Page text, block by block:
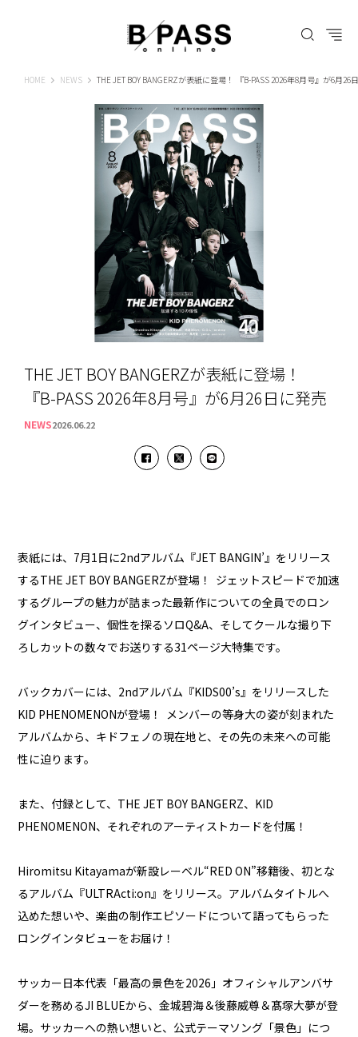
HOME B-PASS ONLINE
NEWS THE JET BOY BANGERZが表紙に登場！ 『B-PASS 2026年8月号』が6月26
THE JET BOY BANGERZが表紙に登場！
『B-PASS 2026年8月号』が6月26日に発売
NEWS2026.06.22
表紙には、7月1日に2ndアルバム『JET BANGIN’』をリリース
するTHE JET BOY BANGERZが登場！ ジェットスピードで加速
するグループの魅力が詰まった最新作についての全員でのロン
グインタビュー、個性を探るソロQ&A、そしてクールな撮り下
ろしカットの数々でお送りする31ページ大特集です。
バックカバーには、2ndアルバム『KIDS00’s』をリリースした
KID PHENOMENONが登場！ メンバーの等身大の姿が刻まれた
アルバムから、キドフェノの現在地と、その先の未来への可能
性に迫ります。
また、付録として、THE JET BOY BANGERZ、KID
PHENOMENON、それぞれのアーティストカードを付属！
Hiromitsu Kitayamaが新設レーベル“RED ON”移籍後、初とな
るアルバム『ULTRActi:on』をリリース。アルバムタイトルへ
込めた想いや、楽曲の制作エピソードについて語ってもらった
ロングインタビューをお届け！
サッカー日本代表「最高の景色を2026」オフィシャルアンバサ
ダーを務めるJI BLUEから、金城碧海＆後藤威尊＆髙塚大夢が登
場。サッカーへの熱い想いと、公式テーマソング「景色」につ